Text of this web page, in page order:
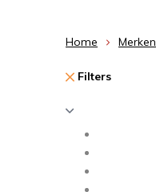
Home Merken
Filters